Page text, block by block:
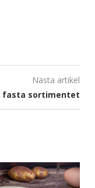
Nästa artikel
fasta sortimentet